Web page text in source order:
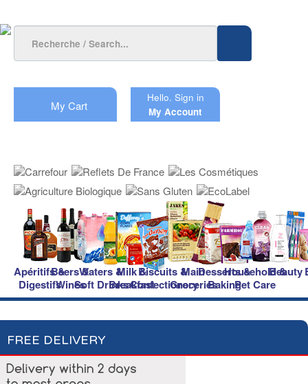
My Cart
Hello. Sign in
My Account
Apéritifs &
Digestifs
Beers &
Wines
Waters &
Soft Drinks
Milk &
Breakfast
Biscuits &
Confectionery
Main
Groceries
Desserts &
Baking
Household &
Pet Care
Beauty
FREE DELIVERY